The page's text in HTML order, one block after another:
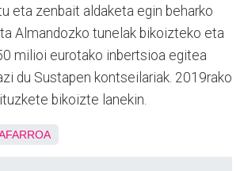
eta zenbait aldaketa egin beharko
Almandozko tunelak bikoizteko eta
milioi eurotako inbertsioa egitea
du Sustapen kontseilariak. 2019rako
bikoizte lanekin.